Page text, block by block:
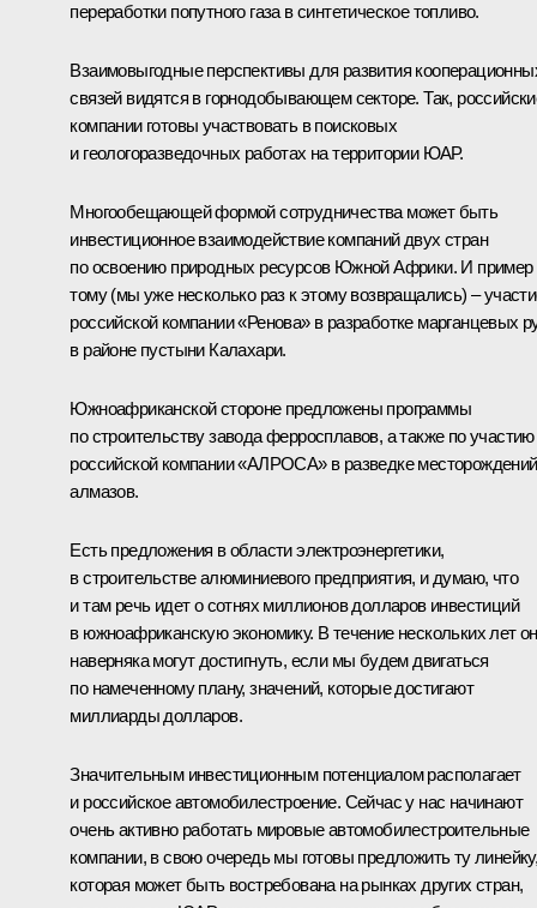
переработки попутного газа в синтетическое топливо.
Взаимовыгодные перспективы для развития
связей видятся в горнодобывающем секторе. Так,
компании готовы участвовать в поисковых
и геологоразведочных работах на территории ЮАР.
Многообещающей формой сотрудничества может быть
инвестиционное взаимодействие компаний двух стран
по освоению природных ресурсов Южной Африки. И пример
тому (мы уже несколько раз к этому возвращались) –
российской компании «Ренова» в разработке марганцевых
в районе пустыни Калахари.
Южноафриканской стороне предложены программы
по строительству завода ферросплавов, а также по участию
российской компании «АЛРОСА» в разведке месторождений
алмазов.
Есть предложения в области электроэнергетики,
в строительстве алюминиевого предприятия, и думаю, что
и там речь идет о сотнях миллионов долларов инвестиций
в южноафриканскую экономику. В течение нескольких лет
наверняка могут достигнуть, если мы будем двигаться
по намеченному плану, значений, которые достигают
миллиарды долларов.
Значительным инвестиционным потенциалом располагает
и российское автомобилестроение. Сейчас у нас начинают
очень активно работать мировые автомобилестроительные
компании, в свою очередь мы готовы предложить ту
которая может быть востребована на рынках других стран,